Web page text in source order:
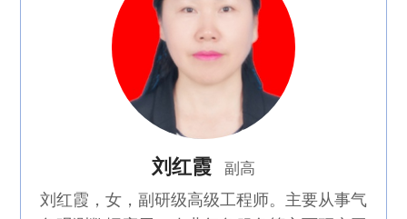
研究站站长、新疆沙漠气象与沙尘暴重点实验
室主任，新疆大学博士研究生导师，新疆大
学、新疆师范大学、新疆农业大学、成都信息
工程大学、山西师范大学、中国气象科学研究
院硕士研究生导师，为中国气象学会理事，为
《沙漠与绿洲气象》、《干旱气象》等期刊编
委。为《Journal of Geophysical Research:
Atmospheres》《Journal of Forestry Research》
刘红霞 副高
刘红霞，女，副研级高级工程师。主要从事气